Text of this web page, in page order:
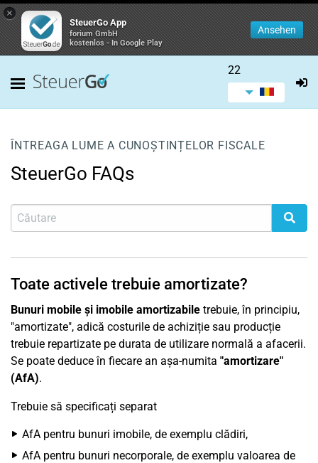
×
SteuerGo App
forium GmbH
kostenlos - In Google Play
Ansehen
22
ÎNTREAGA LUME A CUNOȘTINȚELOR FISCALE
SteuerGo FAQs
Toate activele trebuie amortizate?
Bunuri mobile și imobile amortizabile trebuie, în principiu,
"amortizate", adică costurile de achiziție sau producție
trebuie repartizate pe durata de utilizare normală a afacerii.
Se poate deduce în fiecare an așa-numita "amortizare"
(AfA).
Trebuie să specificați separat
AfA pentru bunuri imobile, de exemplu clădiri,
AfA pentru bunuri necorporale, de exemplu valoarea de